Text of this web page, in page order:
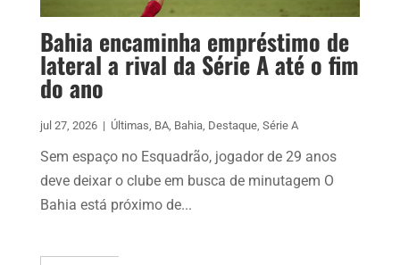
Bahia encaminha empréstimo de
lateral a rival da Série A até o fim
do ano
jul 27, 2026 | Últimas, BA, Bahia, Destaque, Série A
Sem espaço no Esquadrão, jogador de 29 anos
deve deixar o clube em busca de minutagem O
Bahia está próximo de...